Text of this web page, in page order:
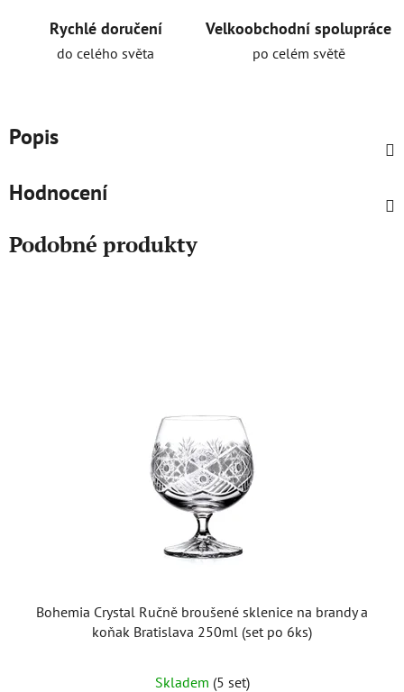
Rychlé doručení
do celého světa
Velkoobchodní spolupráce
po celém světě
Popis
Hodnocení
Podobné produkty
Bohemia Crystal Ručně broušené sklenice na brandy a
koňak Bratislava 250ml (set po 6ks)
Skladem (5 set)